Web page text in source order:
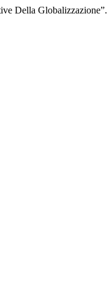
Della Globalizzazione”.